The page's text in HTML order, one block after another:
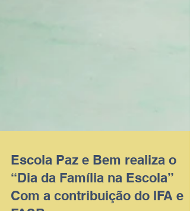
Escola Paz e Bem realiza o
“Dia da Família na Escola”